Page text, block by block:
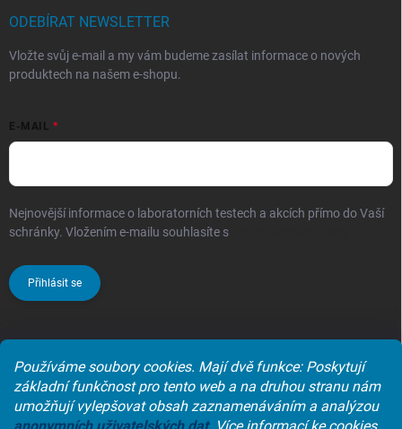
Používáme soubory cookies. Mají dvě funkce: Poskytují
základní funkčnost pro tento web a na druhou stranu nám
umožňují vylepšovat obsah zaznamenáváním a analýzou
ODEBÍRAT NEWSLETTER
Vložte svůj e-mail a my vám budeme zasílat informace o nových
produktech na našem e-shopu.
E-MAIL
Nejnovější informace o laboratorních testech a akcích přímo do Vaší
schránky. Vložením e-mailu souhlasíte s
Přihlásit se
Laboratoře synlab czech s.r.o.